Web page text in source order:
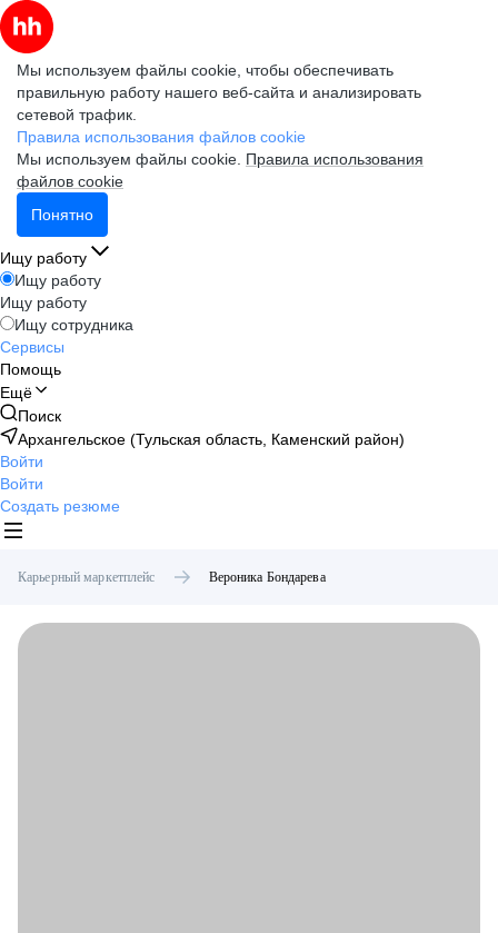
Мы используем файлы cookie, чтобы обеспечивать
правильную работу нашего веб-сайта и анализировать
сетевой трафик.
Правила использования файлов cookie
Мы используем файлы cookie. Правила использования
файлов cookie
Понятно
Ищу работу
Ищу работу
Ищу работу
Ищу сотрудника
Сервисы
Помощь
Ещё
Поиск
Архангельское (Тульская область, Каменский район)
Войти
Войти
Создать резюме
Карьерный маркетплейс Вероника Бондарева